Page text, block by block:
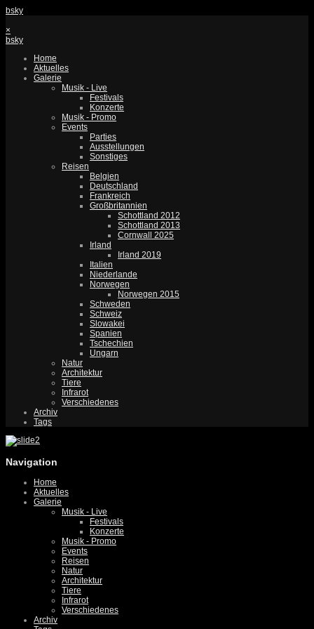
bsky
×
bsky
Home
Aktuelles
Galerie
Musik - Live
Festivals
Konzerte
Musik - Promo
Events
Parties
Ausstellungen
Sonstiges
Reisen
Belgien
Deutschland
Frankreich
Großbritannien
Schottland 2012
Schottland 2013
Cornwall 2025
Irland
Irland 2019
Italien
Niederlande
Norwegen
Norwegen 2015
Schweden
Schweiz
Slowakei
Spanien
Tschechien
Ungarn
Natur
Architektur
Tiere
Infrarot
Verschiedenes
Archiv
Tags
Navigation
Home
Aktuelles
Galerie
Musik - Live
Festivals
Konzerte
Musik - Promo
Events
Reisen
Natur
Architektur
Tiere
Infrarot
Verschiedenes
Archiv